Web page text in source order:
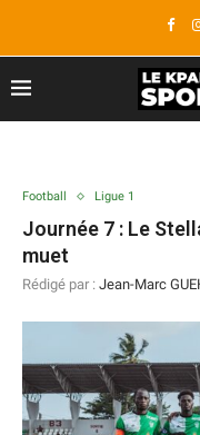
Football Ligue 1
Journée 7 : Le
muet
Rédigé par : Jean-Marc